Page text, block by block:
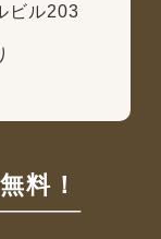
ビル203
料！